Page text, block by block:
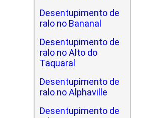
Desentupimento de
ralo no Bananal
Desentupimento de
ralo no Alto do
Taquaral
Desentupimento de
ralo no Alphaville
Desentupimento de